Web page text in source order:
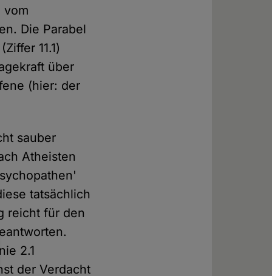
vom
Die Parabel
11.1)
über
(hier: der
sauber
Atheisten
tatsächlich
reicht für den
2.1
der Verdacht